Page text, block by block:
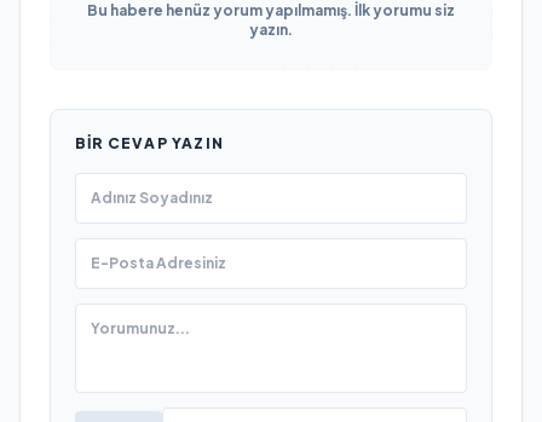
Bu habere henüz yorum yapılmamış. İlk yorumu siz
yazın.
BIR CEVAP YAZIN